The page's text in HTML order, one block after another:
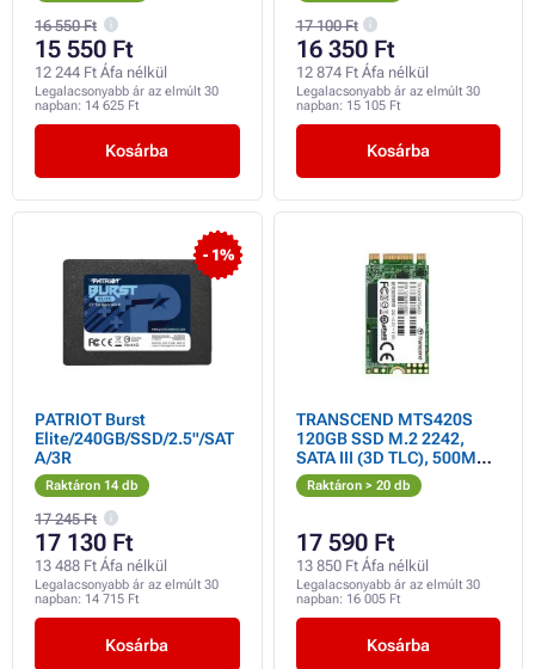
16 550 Ft
15 550 Ft
12 244 Ft Áfa nélkül
Legalacsonyabb ár az elmúlt 30
napban: 14 625 Ft
Kosárba
17 100 Ft
16 350 Ft
12 874 Ft Áfa nélkül
Legalacsonyabb ár az elmúlt 30
napban: 15 105 Ft
Kosárba
- 1%
PATRIOT Burst
Elite/240GB/SSD/2.5"/SAT
A/3R
Raktáron 14 db
17 245 Ft
17 130 Ft
13 488 Ft Áfa nélkül
Legalacsonyabb ár az elmúlt 30
napban: 14 715 Ft
Kosárba
TRANSCEND MTS420S
120GB SSD M.2 2242,
SATA III (3D TLC), 500MB/s
R, 350MB/s W
Raktáron > 20 db
17 590 Ft
13 850 Ft Áfa nélkül
Legalacsonyabb ár az elmúlt 30
napban: 16 005 Ft
Kosárba